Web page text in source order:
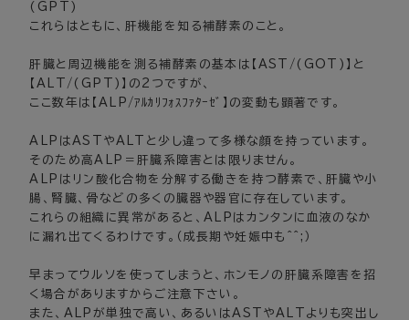
(GPT)
これらはともに、肝機能を知る補酵素のこと。
肝臓と周辺機能を測る補酵素の基本は【AST/(GOT)】と
【ALT/(GPT)】の2つですが、
ここ数年は【ALP/ｱﾙｶﾘﾌｫｽﾌｧﾀｰｾﾞ】の変動も顕著です。
ALPはASTやALTと少し違って多様な顔を持っています。
そのため高ALP＝肝臓系障害とは限りません。
ALPはリン酸化合物を分解する働きを持つ酵素で、肝臓や小
腸、腎臓、骨などの多くの臓器や器官に存在しています。
これらの組織に異常があると、ALPはカンタンに血液のなか
に漏れ出てくるわけです。（成長期や妊娠中も^^;）
早まってウルソを使ってしまうと、ホンモノの肝臓系障害を招
く場合がありますからご注意下さい。
また、ALPが単独で高い、あるいはASTやALTよりも突出し